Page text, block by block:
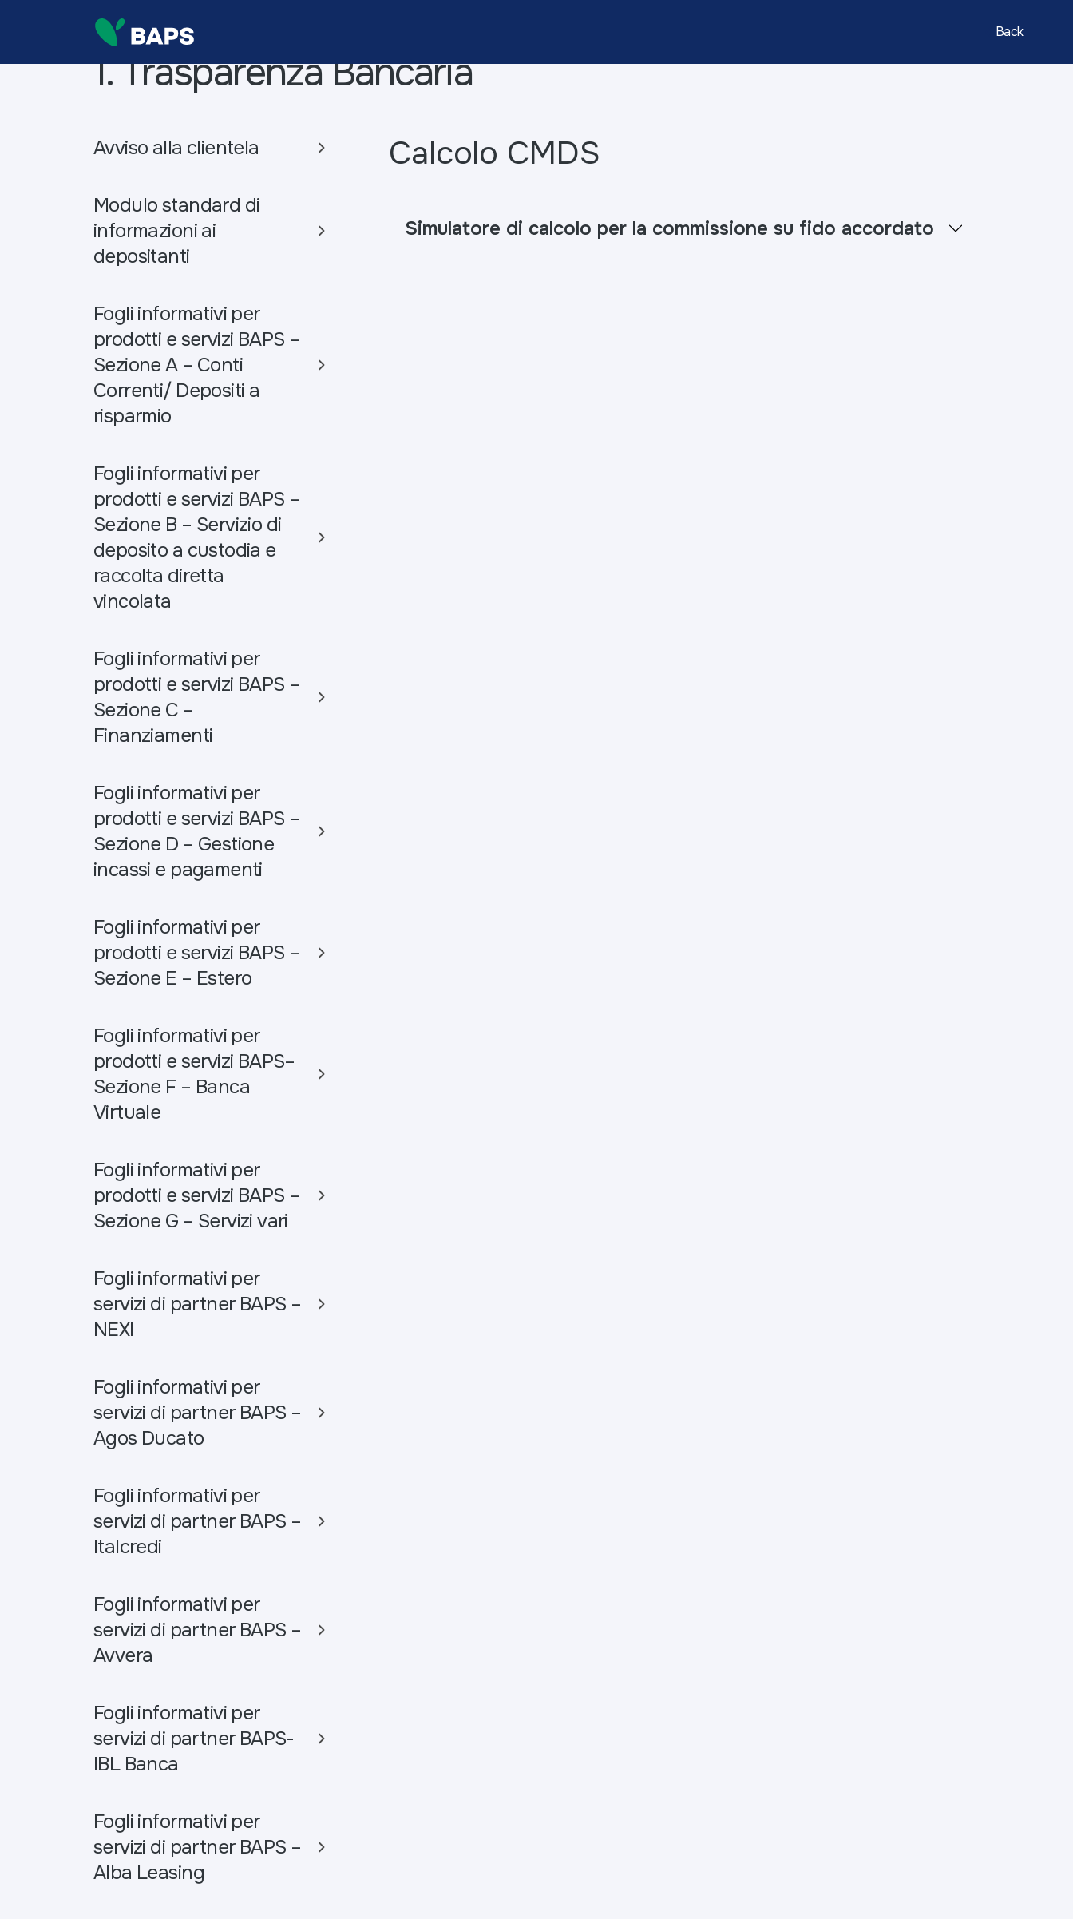
Back
1. Trasparenza Bancaria
Avviso alla clientela
Modulo standard di
informazioni ai
depositanti
Fogli informativi per
prodotti e servizi BAPS –
Sezione A – Conti
Correnti/ Depositi a
risparmio
Fogli informativi per
prodotti e servizi BAPS –
Sezione B – Servizio di
deposito a custodia e
raccolta diretta
vincolata
Fogli informativi per
prodotti e servizi BAPS –
Sezione C –
Finanziamenti
Fogli informativi per
prodotti e servizi BAPS –
Sezione D – Gestione
incassi e pagamenti
Fogli informativi per
prodotti e servizi BAPS –
Sezione E – Estero
Fogli informativi per
prodotti e servizi BAPS–
Sezione F – Banca
Virtuale
Fogli informativi per
prodotti e servizi BAPS –
Sezione G – Servizi vari
Fogli informativi per
servizi di partner BAPS –
NEXI
Fogli informativi per
servizi di partner BAPS –
Agos Ducato
Fogli informativi per
servizi di partner BAPS –
Italcredi
Fogli informativi per
servizi di partner BAPS –
Avvera
Fogli informativi per
servizi di partner BAPS-
IBL Banca
Fogli informativi per
servizi di partner BAPS –
Alba Leasing
Calcolo CMDS
Simulatore di calcolo per la commissione su fido accordato